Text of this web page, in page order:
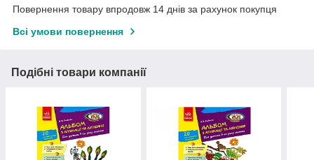
Повернення товару впродовж 14 днів за рахунок покупця
Всі умови повернення
Подібні товари компанії